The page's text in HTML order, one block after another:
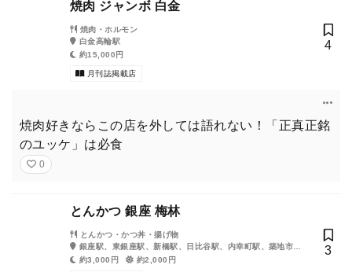
焼肉 ジャンボ 白金
焼肉・ホルモン
白金高輪駅
約15,000円
月刊誌掲載店
4
焼肉好きならこの店を外しては語れない！「正真正銘
のユッケ」は必食
0
とんかつ 銀座 梅林
とんかつ・かつ丼・揚げ物
銀座駅、東銀座駅、新橋駅、日比谷駅、内幸町駅、築地市場
駅、有楽町駅、銀座一丁目駅、汐留駅
約3,000円 約2,000円
3